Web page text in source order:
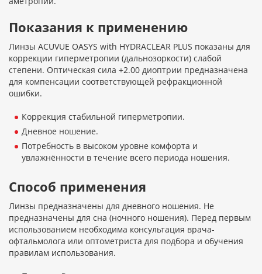
Показания к применению
Линзы ACUVUE OASYS with HYDRACLEAR PLUS показаны для
коррекции гиперметропии (дальнозоркости) слабой
степени. Оптическая сила +2.00 диоптрии предназначена
для компенсации соответствующей рефракционной
ошибки.
Коррекция стабильной гиперметропии.
Дневное ношение.
Потребность в высоком уровне комфорта и
увлажнённости в течение всего периода ношения.
Способ применения
Линзы предназначены для дневного ношения. Не
предназначены для сна (ночного ношения). Перед первым
использованием необходима консультация врача-
офтальмолога или оптометриста для подбора и обучения
правилам использования.